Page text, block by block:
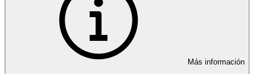
Más información